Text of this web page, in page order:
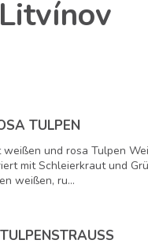
TULPEN
und rosa Tulpen
mit Schleierkraut und
weißen, ru...